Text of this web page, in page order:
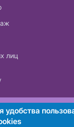
лиц
УНП
удобства